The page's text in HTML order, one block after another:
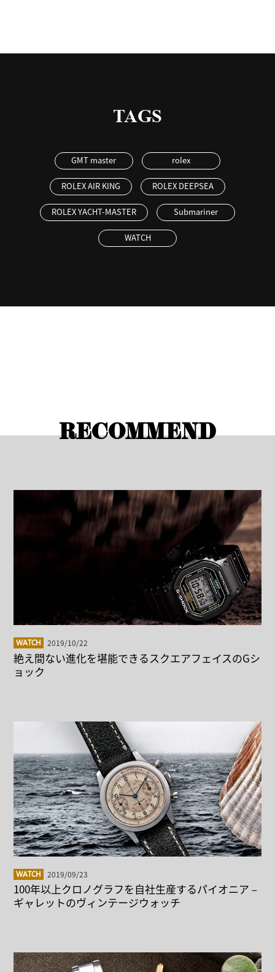
TAGS
GMT master rolex
ROLEX AIR KING ROLEX DEEPSEA
ROLEX YACHT-MASTER Submariner
WATCH
RECOMMEND
WATCH 2019/10/22
絶え間ない進化を堪能できるスクエアフェイスのGシ
ョック
WATCH 2019/09/23
100年以上クロノグラフを自社生産するパイオニア –
ギャレットのヴィンテージウォッチ